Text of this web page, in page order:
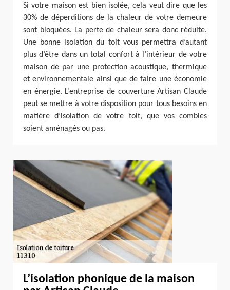
Si votre maison est bien isolée, cela veut dire que les
30% de déperditions de la chaleur de votre demeure
sont bloquées. La perte de chaleur sera donc réduite.
Une bonne isolation du toit vous permettra d’autant
plus d’être dans un total confort à l’intérieur de votre
maison de par une protection acoustique, thermique
et environnementale ainsi que de faire une économie
en énergie. L’entreprise de couverture Artisan Claude
peut se mettre à votre disposition pour tous besoins en
matière d’isolation de votre toit, que vos combles
soient aménagés ou pas.
L’isolation phonique de la maison